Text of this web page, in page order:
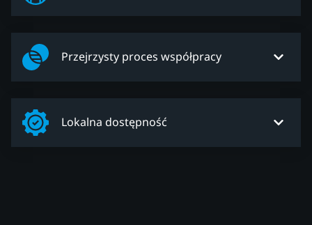
Przejrzysty proces współpracy
Lokalna dostępność